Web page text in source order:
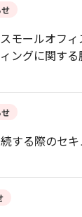
モールオフ
ングに関す
する際のセ